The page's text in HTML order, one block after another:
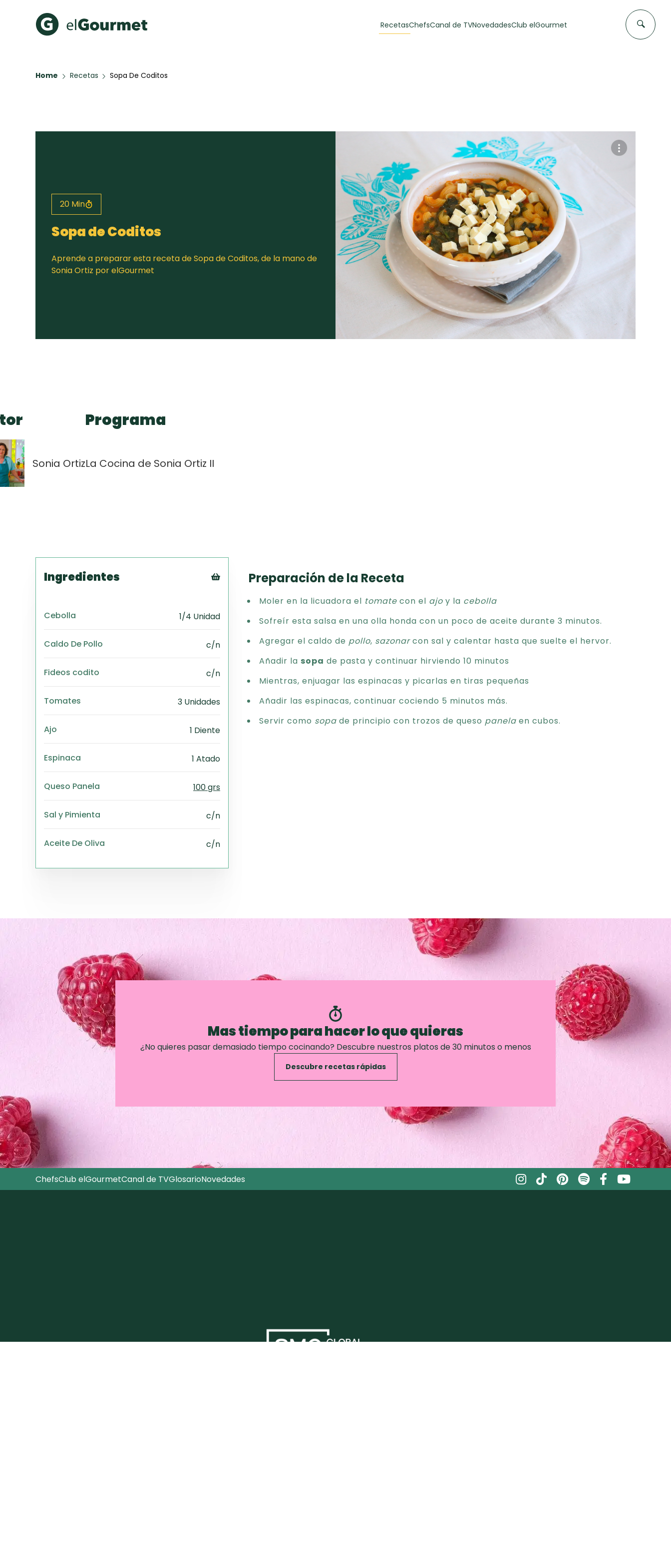
Recetas
Toast de trucha
curada y queso
30 min
EMPANADAS DE
CARNE
60 min
FLAN CASERO
50 min
Todas las recetas
ChefsCanal de TVNovedadesClub elGourmet
Home Recetas Sopa De Coditos
20 Min
Sopa de Coditos
Aprende a preparar esta receta de Sopa de Coditos, de la mano de
Sonia Ortiz por elGourmet
Sonia Ortiz
Programa
La Cocina de Sonia Ortiz II
Ingredientes
PDF
Excel
Word
Cebolla 1/4 Unidad
Caldo De Pollo c/n
Fideos codito c/n
Tomates 3 Unidades
Ajo 1 Diente
Espinaca 1 Atado
Queso Panela 100 grs
Sal y Pimienta c/n
Aceite De Oliva c/n
Preparación de la Receta
Moler en la licuadora el tomate con el ajo y la cebolla
Sofreír esta salsa en una olla honda con un poco de aceite durante 3 minutos.
Agregar el caldo de pollo, sazonarcon sal y calentar hasta que suelte el hervor.
Añadir la sopa de pasta y continuar hirviendo 10 minutos
Mientras, enjuagar las espinacas y picarlas en tiras pequeñas
Añadir las espinacas, continuar cociendo 5 minutos más.
Servir como sopa de principio con trozos de queso panela en cubos.
Mas tiempo para hacer lo que quieras
¿No quieres pasar demasiado tiempo cocinando? Descubre nuestros platos de 30 minutos o menos
Descubre recetas rápidas
ChefsClub elGourmetCanal de TVGlosarioNovedades